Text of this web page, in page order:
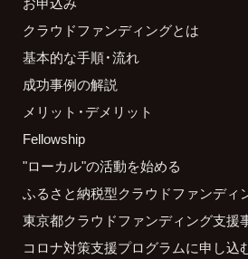
クラウドファンディングとは
基本的な手順・流れ
成功事例の解説
メリット・デメリット
Fellowship
"ローカル"の活動を始める
ふるさと納税型クラウドファンディ
東京都クラウドファンディング支援
コロナ対策支援プログラムに申し込